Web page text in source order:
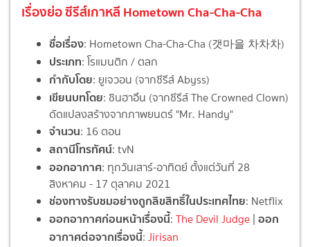
เรื่องย่อ ซีรีส์เกาหลี Hometown Cha-Cha-Cha
ชื่อเรื่อง: Hometown Cha-Cha-Cha (갯마을 차차차)
ประเภท: โรแมนติก / ตลก
กำกับโดย: ยูเจวอน (จากซีรีส์ Abyss)
เขียนบทโดย: ชินฮาอึน (จากซีรีส์ The Crowned Clown)
ดัดแปลงสร้างจากภาพยนตร์ "Mr. Handy"
จำนวน: 16 ตอน
สถานีโทรทัศน์: tvN
ออกอากาศ: ทุกวันเสาร์-อาทิตย์ ตั้งแต่วันที่ 28
สิงหาคม - 17 ตุลาคม 2021
ช่องทางรับชมอย่างถูกลิขสิทธิ์ในประเทศไทย: Netflix
ออกอากาศก่อนหน้าเรื่องนี้: The Devil Judge | ออก
อากาศต่อจากเรื่องนี้: Jirisan